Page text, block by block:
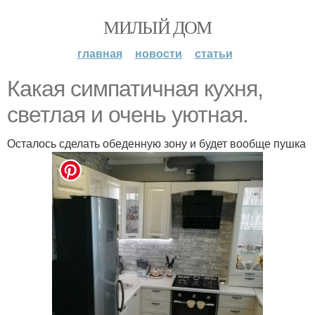
МИЛЫЙ ДОМ
главная новости статьи
Какая симпатичная кухня,
светлая и очень уютная.
Осталось сделать обеденную зону и будет вообще пушка